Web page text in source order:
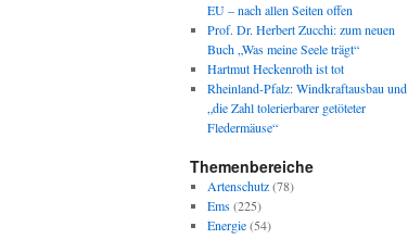
EU – nach allen Seiten offen
Prof. Dr. Herbert Zucchi: zum neuen
Buch „Was meine Seele trägt“
Hartmut Heckenroth ist tot
Rheinland-Pfalz: Windkraftausbau und
„die Zahl tolerierbarer getöteter
Fledermäuse“
Themenbereiche
Artenschutz(78)
Ems(225)
Energie(54)